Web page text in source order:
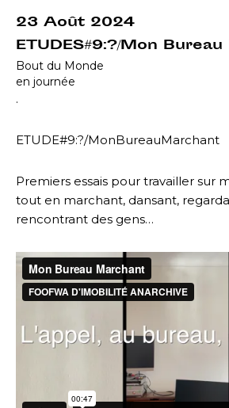
23 Août 2024
ETUDES#9:?/Mon
Bout du Monde
en journée
.
ETUDE#9:?/MonBureauMarchant
Premiers essais pour travailler sur
tout en marchant, dansant,
rencontrant des gens…